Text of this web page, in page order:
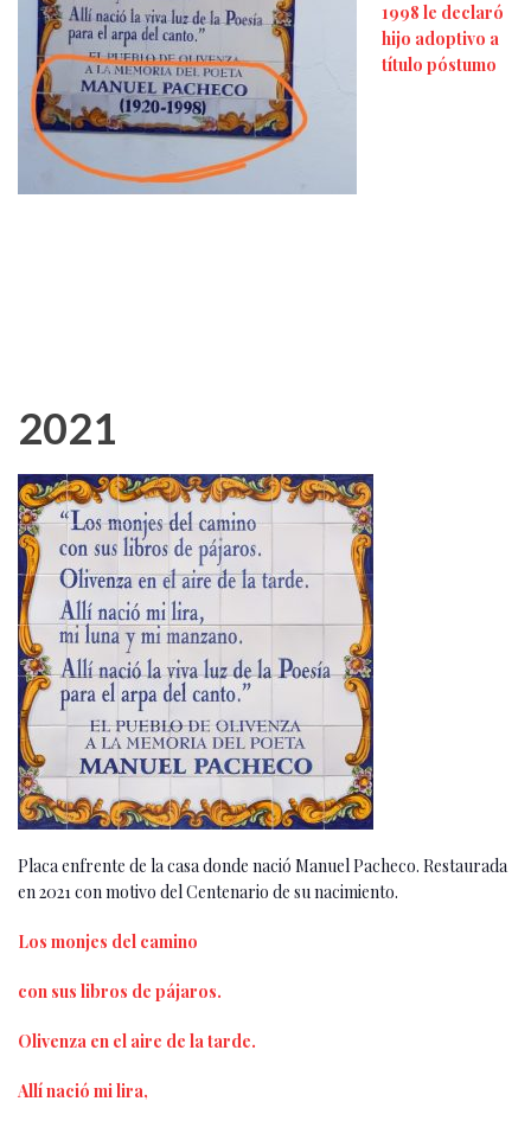
1998 le declaró
hijo adoptivo a
título póstumo
2021
Placa enfrente de la casa donde nació Manuel Pacheco. Restaurada
en 2021 con motivo del Centenario de su nacimiento.
Los monjes del camino
con sus libros de pájaros.
Olivenza en el aire de la tarde.
Allí nació mi lira,